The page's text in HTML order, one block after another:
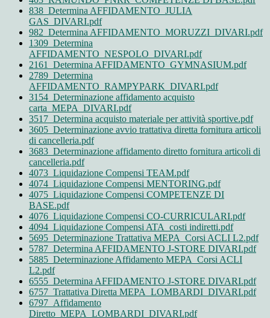
838_Determina AFFIDAMENTO_JULIA
GAS_DIVARI.pdf
982_Determina AFFIDAMENTO_MORUZZI_DIVARI.pdf
1309_Determina
AFFIDAMENTO_NESPOLO_DIVARI.pdf
2161_Determina AFFIDAMENTO_GYMNASIUM.pdf
2789_Determina
AFFIDAMENTO_RAMPYPARK_DIVARI.pdf
3154_Determinazione affidamento acquisto
carta_MEPA_DIVARI.pdf
3517_Determina acquisto materiale per attività sportive.pdf
3605_Determinazione avvio trattativa diretta fornitura articoli
di cancelleria.pdf
3683_Determinazione affidamento diretto fornitura articoli di
cancelleria.pdf
4073_Liquidazione Compensi TEAM.pdf
4074_Liquidazione Compensi MENTORING.pdf
4075_Liquidazione Compensi COMPETENZE DI
BASE.pdf
4076_Liquidazione Compensi CO-CURRICULARI.pdf
4094_Liquidazione Compensi ATA_costi indiretti.pdf
5695_Determinazione Trattativa MEPA_Corsi ACLI L2.pdf
5787_Determina AFFIDAMENTO J-STORE DIVARI.pdf
5885_Determinazione Affidamento MEPA_Corsi ACLI
L2.pdf
6555_Determina AFFIDAMENTO J-STORE DIVARI.pdf
6757_Trattativa Diretta MEPA_LOMBARDI_DIVARI.pdf
6797_Affidamento
Diretto_MEPA_LOMBARDI_DIVARI.pdf